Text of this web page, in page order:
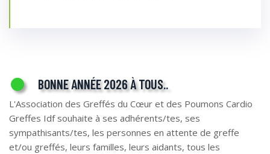
BONNE ANNÉE 2026 À TOUS..
L'Association des Greffés du Cœur et des Poumons Cardio
Greffes Idf souhaite à ses adhérents/tes, ses
sympathisants/tes, les personnes en attente de greffe
et/ou greffés, leurs familles, leurs aidants, tous les